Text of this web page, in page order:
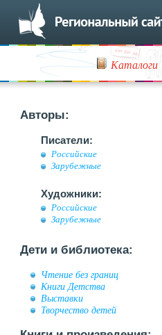
Каталоги
Авторы:
Писатели:
Российские
Зарубежные
Художники:
Российские
Зарубежные
Дети и библиотека:
Чтение без границ
Книги Детства
Выставки
Творчество детей